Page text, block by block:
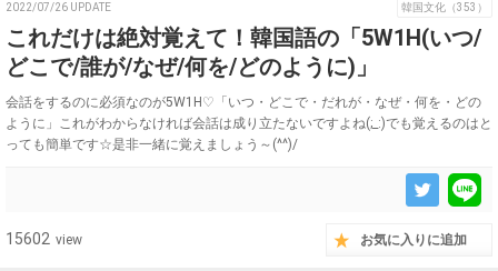
2022/07/26 UPDATE 韓国文化（353）
これだけは絶対覚えて！韓国語の「5W1H(いつ/
どこで/誰が/なぜ/何を/どのように)」
会話をするのに必須なのが5W1H♡「いつ・どこで・だれが・なぜ・何を・どの
ように」これがわからなければ会話は成り立たないですよね(;_:)でも覚えるのはと
っても簡単です☆是非一緒に覚えましょう～(^^)/
15602 view お気に入りに追加